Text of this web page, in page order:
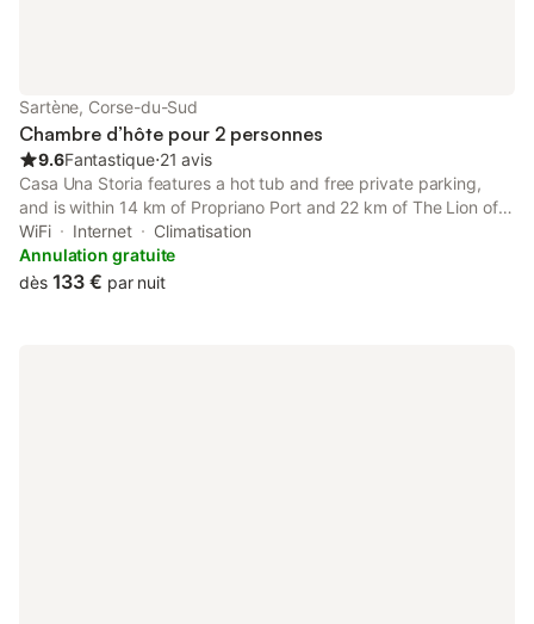
Sartène, Corse-du-Sud
Chambre d’hôte pour 2 personnes
9.6Fantastique⋅21 avis
Casa Una Storia features a hot tub and free private parking,
and is within 14 km of Propriano Port and 22 km of The Lion of
Roccapina. The property features mountain and garden views,
and is 28 km from Archaeological site of Cucuruzzu and Capula.
WiFi Internet
Climatisation
Annulation gratuite
dès 133 € par nuit